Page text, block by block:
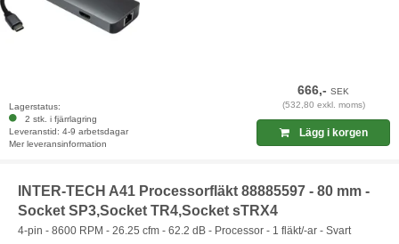
Lagerstatus:
2 stk. i fjärrlagring
Leveranstid: 4-9 arbetsdagar
Mer leveransinformation
666,-SEK
(532,80 exkl. moms)
Lägg i korgen
INTER-TECH A41 Processorfläkt 88885597 - 80 mm -
Socket SP3,Socket TR4,Socket sTRX4
4-pin - 8600 RPM - 26.25 cfm - 62.2 dB - Processor - 1 fläkt/-ar - Svart